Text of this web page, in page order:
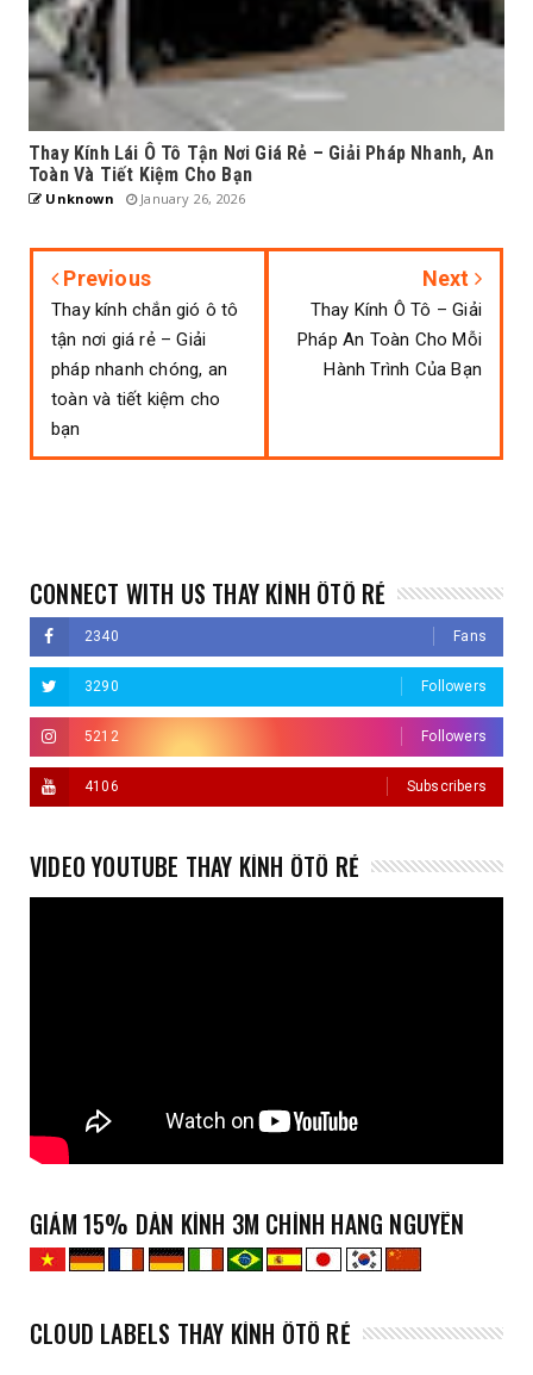
Thay Kính Lái Ô Tô Tận Nơi Giá Rẻ – Giải Pháp Nhanh, An
Toàn Và Tiết Kiệm Cho Bạn
Unknown January 26, 2026
Previous
Thay kính chắn gió ô tô
tận nơi giá rẻ – Giải
pháp nhanh chóng, an
toàn và tiết kiệm cho
bạn
Next
Thay Kính Ô Tô – Giải
Pháp An Toàn Cho Mỗi
Hành Trình Của Bạn
CONNECT WITH US THAY KÍNH ÔTÔ RẺ
2340 Fans
3290 Followers
5212 Followers
4106 Subscribers
VIDEO YOUTUBE THAY KÍNH ÔTÔ RẺ
GIẢM 15% DÁN KÍNH 3M CHÍNH HÃNG NGUYÊN
XE
CLOUD LABELS THAY KÍNH ÔTÔ RẺ